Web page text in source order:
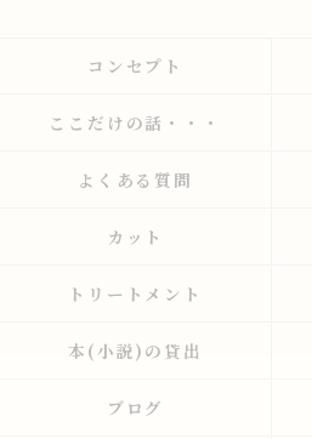
コンセプト
ここだけの話・・・
よくある質問
カット
トリートメント
本(小説)の貸出
ブログ